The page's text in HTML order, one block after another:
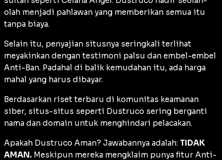
olah menjadi pahlawan yang memberikan semua itu
tanpa biaya.
Selain itu, penyajian situsnya seringkali terlihat
meyakinkan dengan testimoni palsu dan embel-embel
Anti-Ban. Padahal di balik kemudahan itu, ada harga
mahal yang harus dibayar.
Berdasarkan riset terbaru di komunitas keamanan
siber, situs-situs seperti Dustruco sering berganti
nama dan domain untuk menghindari pelacakan.
Apakah Dustruco Aman? Jawabannya adalah: TIDAK
AMAN. Meskipun mereka mengklaim punya fitur Anti-